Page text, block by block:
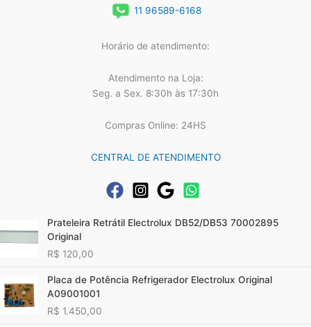
11 96589-6168
Horário de atendimento:
Atendimento na Loja:
Seg. a Sex. 8:30h às 17:30h
Compras Online: 24HS
CENTRAL DE ATENDIMENTO
Prateleira Retrátil Electrolux DB52/DB53 70002895
Original
R$ 120,00
Placa de Potência Refrigerador Electrolux Original
A09001001
R$ 1.450,00